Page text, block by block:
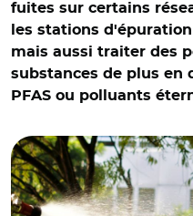
fuites sur certains
les stations
mais aussi traiter des
substances de plus en
PFAS ou polluants